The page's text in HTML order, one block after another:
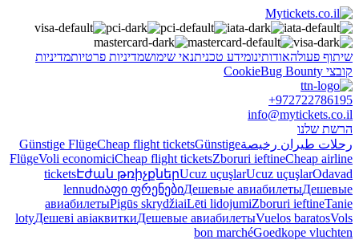
שיתוף פעולהאודותינומידע טכניתנאי שימושמדיניות פרטיותמדיניות
קובצי Cookie Bug Bounty
+972722786195
info@mytickets.co.il
הרשת שלנו
رحلات طيران رخيصة
Günstige FlügeCheap flight ticketsGünstige
FlügeVoli economiciCheap flight ticketsZboruri ieftineCheap airline
ticketsԷժան թռիչքներUcuz uçuşlarUcuz uçuşlarOdavad
lennudიაფი ფრენებიДешевые авиабилетыДешевые
авиабилетыPigūs skrydžiaiLēti lidojumiZboruri ieftineTanie
lotyДешеві авіаквиткиДешевые авиабилетыVuelos baratosVols
bon marchéGoedkope vluchten